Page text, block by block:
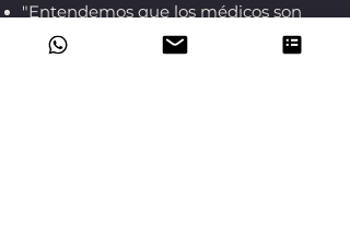
"Entendemos que los médicos son
fundamentales, pero el apoyo
emocional también lo es."